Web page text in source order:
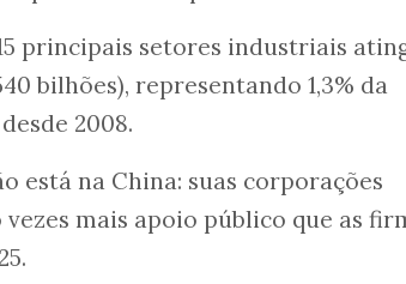
principais setores industriais
bilhões), representando 1,3% da
2008.
está na China: suas corporações
mais apoio público que as